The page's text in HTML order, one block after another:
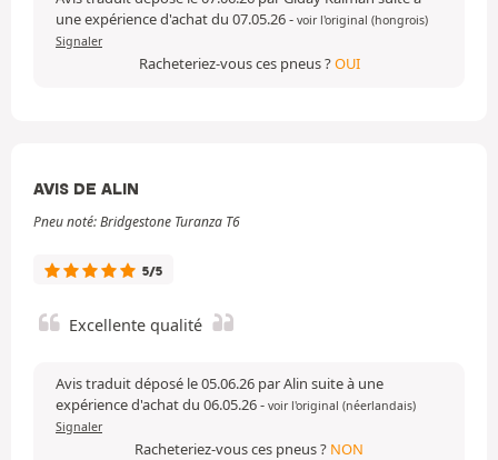
une expérience d'achat du 07.05.26- voir l'original (hongrois)
Signaler
Racheteriez-vous ces pneus ?OUI
AVIS DE ALIN
Pneu noté: Bridgestone Turanza T6
5/5
Excellente qualité
Avis traduit déposé le 05.06.26 par Alin suite à une
expérience d'achat du 06.05.26- voir l'original (néerlandais)
Signaler
Racheteriez-vous ces pneus ? NON